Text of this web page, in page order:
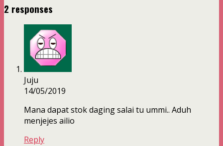
2 responses
Juju
14/05/2019
Mana dapat stok daging salai tu ummi.. Aduh
menjejes ailio
Reply